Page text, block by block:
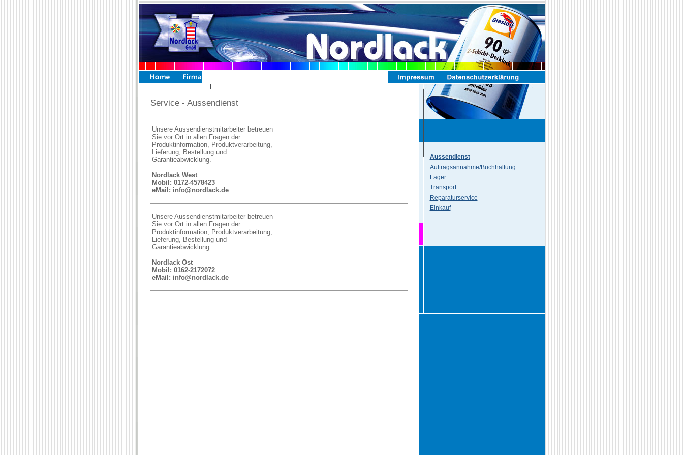
Service - Aussendienst
Unsere Aussendienstmitarbeiter betreuen
Sie vor Ort in allen Fragen der
Produktinformation, Produktverarbeitung,
Lieferung, Bestellung und
Garantieabwicklung.
Nordlack West
Mobil: 0172-4578423
eMail: info@nordlack.de
Unsere Aussendienstmitarbeiter betreuen
Sie vor Ort in allen Fragen der
Produktinformation, Produktverarbeitung,
Lieferung, Bestellung und
Garantieabwicklung.
Nordlack Ost
Mobil: 0162-2172072
eMail: info@nordlack.de
Aussendienst
Auftragsannahme/Buchhaltung
Lager
Transport
Reparaturservice
Einkauf